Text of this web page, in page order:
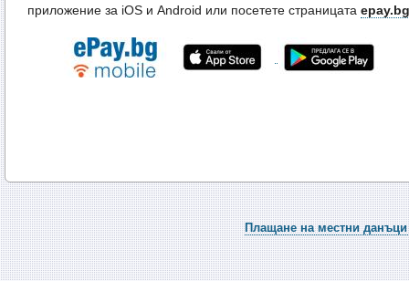
приложение за iOS и Android или посетете страницата
Плащане на местни данъци